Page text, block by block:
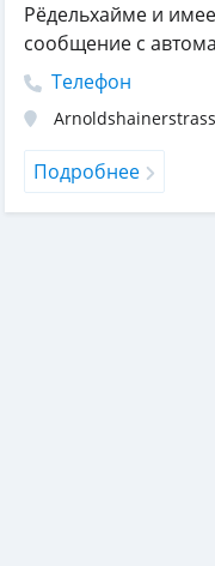
Рёдельхайме и
сообщение с
Телефон
Подробнее